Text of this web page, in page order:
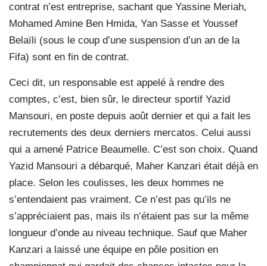
contrat n’est entreprise, sachant que Yassine Meriah,
Mohamed Amine Ben Hmida, Yan Sasse et Youssef
Belaïli (sous le coup d’une suspension d’un an de la
Fifa) sont en fin de contrat.
Ceci dit, un responsable est appelé à rendre des
comptes, c’est, bien sûr, le directeur sportif Yazid
Mansouri, en poste depuis août dernier et qui a fait les
recrutements des deux derniers mercatos. Celui aussi
qui a amené Patrice Beaumelle. C’est son choix. Quand
Yazid Mansouri a débarqué, Maher Kanzari était déjà en
place. Selon les coulisses, les deux hommes ne
s’entendaient pas vraiment. Ce n’est pas qu’ils ne
s’appréciaient pas, mais ils n’étaient pas sur la même
longueur d’onde au niveau technique. Sauf que Maher
Kanzari a laissé une équipe en pôle position en